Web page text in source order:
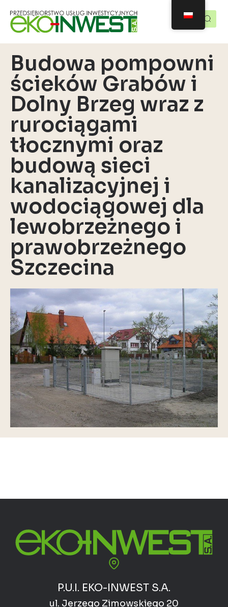
Budowa pompowni
ścieków Grabów i
Dolny Brzeg wraz z
rurociągami
tłocznymi oraz
budową sieci
kanalizacyjnej i
wodociągowej dla
lewobrzeżnego i
prawobrzeżnego
Szczecina
P.U.I. EKO-INWEST S.A.
ul. Jerzego Zimowskiego 20